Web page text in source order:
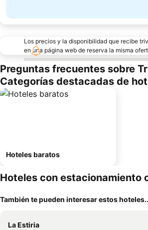
Los precios y la disponibilidad que recibe
en una página web de reserva la misma
Preguntas frecuentes sobre
Categorías destacadas de
Hoteles baratos
Hoteles con estacionamiento
También te pueden interesar estos
La Estiria